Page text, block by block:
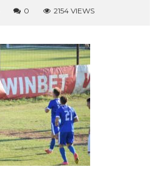
0 2154 VIEWS